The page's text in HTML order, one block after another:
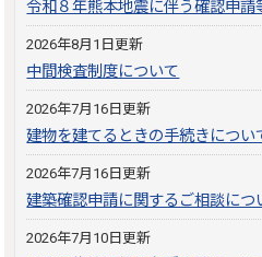
令和８年熊本地震に伴う確認申請
2026年8月1日更新
中間検査制度について
2026年7月16日更新
建物を建てるときの手続きについ
2026年7月16日更新
建築確認申請に関するご相談につ
2026年7月10日更新